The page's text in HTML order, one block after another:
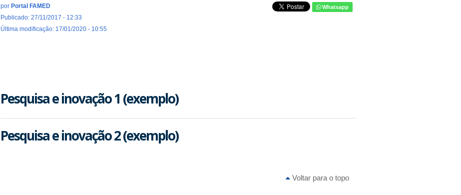
por Portal FAMED
Publicado: 27/11/2017 - 12:33
Última modificação: 17/01/2020 - 10:55
Whatsapp
Pesquisa e inovação 1 (exemplo)
Pesquisa e inovação 2 (exemplo)
Voltar para o topo